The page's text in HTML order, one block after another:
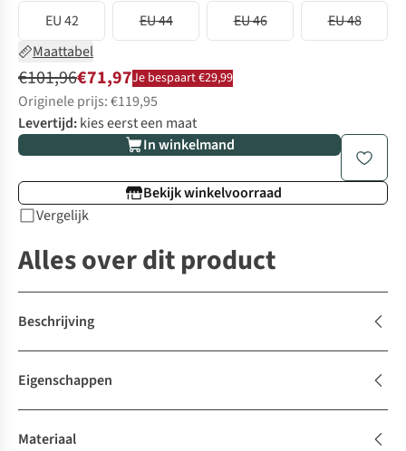
EU 42 EU 44 EU 46
EU 48
Maattabel
€101,96€71,97Je bespaart €29,99
Originele prijs: €119,95
Levertijd:kies eerst een maat
In winkelmand
Bekijk winkelvoorraad
Vergelijk
Alles over dit product
Beschrijving
Eigenschappen
Materiaal